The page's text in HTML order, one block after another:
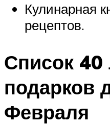
Кулинарная
рецептов.
Список
подарков
Февраля